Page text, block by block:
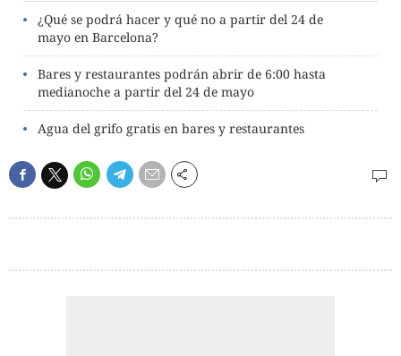
¿Qué se podrá hacer y qué no a partir del 24 de
mayo en Barcelona?
Bares y restaurantes podrán abrir de 6:00 hasta
medianoche a partir del 24 de mayo
Agua del grifo gratis en bares y restaurantes